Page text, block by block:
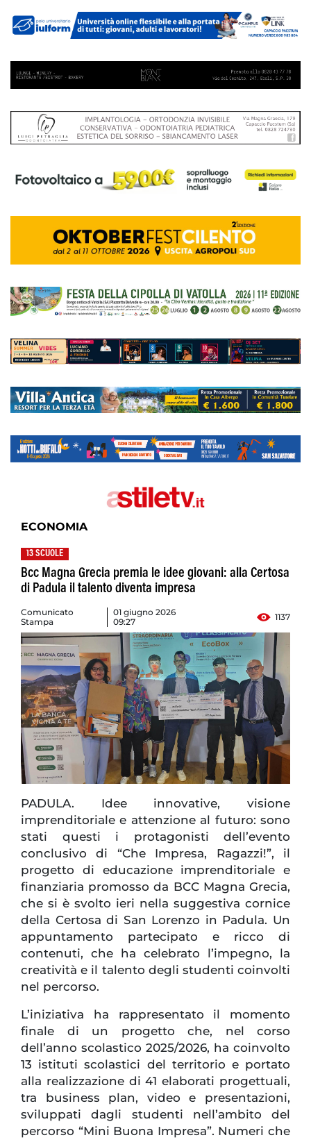
ECONOMIA
13 SCUOLE
Bcc Magna Grecia premia le idee giovani: alla Certosa
di Padula il talento diventa impresa
Comunicato
Stampa
01 giugno 2026
09:27
1137
PADULA. Idee innovative, visione
imprenditoriale e attenzione al futuro: sono
stati questi i protagonisti dell’evento
conclusivo di “Che Impresa, Ragazzi!”, il
progetto di educazione imprenditoriale e
finanziaria promosso da BCC Magna Grecia,
che si è svolto ieri nella suggestiva cornice
della Certosa di San Lorenzo in Padula. Un
appuntamento partecipato e ricco di
contenuti, che ha celebrato l’impegno, la
creatività e il talento degli studenti coinvolti
nel percorso.
L’iniziativa ha rappresentato il momento
finale di un progetto che, nel corso
dell’anno scolastico 2025/2026, ha coinvolto
13 istituti scolastici del territorio e portato
alla realizzazione di 41 elaborati progettuali,
tra business plan, video e presentazioni,
sviluppati dagli studenti nell’ambito del
percorso “Mini Buona Impresa”. Numeri che